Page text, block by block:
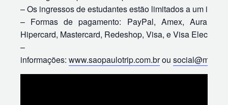
– Os ingressos de estudantes estão limitados a um
– Formas de pagamento: PayPal, Amex, Aura,
Hipercard, Mastercard, Redeshop, Visa, e Visa Electron.
–
informações:www.saopaulotrip.com.brou